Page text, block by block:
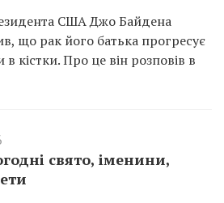
США Джо Байдена
що рак його батька прогресує
кістки. Про це він розповів в
свято, іменини,